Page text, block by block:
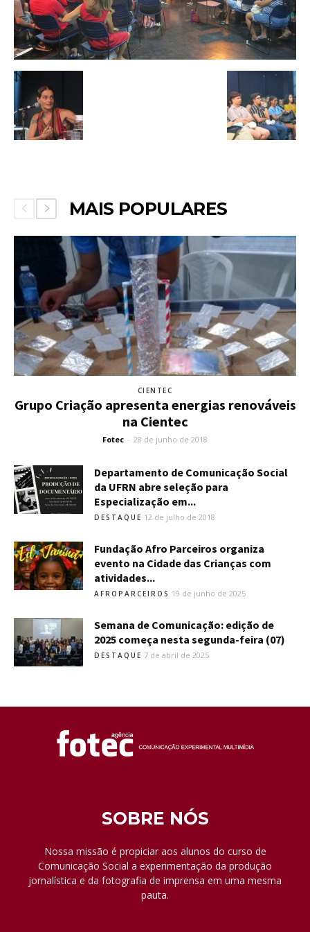
MAIS POPULARES
CIENTEC
Grupo Criação apresenta energias renováveis
na Cientec
Fotec - 28 de junho de 2018
Departamento de Comunicação Social
da UFRN abre seleção para
Especialização em...
DESTAQUE 12 de julho de 2018
Fundação Afro Parceiros organiza
evento na Cidade das Crianças com
atividades...
AFROPARCEIROS 19 de junho de 2025
Semana de Comunicação: edição de
2025 começa nesta segunda-feira (07)
DESTAQUE 7 de abril de 2025
SOBRE NÓS
Nossa missão é propiciar aos alunos do curso de
Comunicação Social a experimentação da produção
jornalística e da fotografia de imprensa em uma mesma
pauta.